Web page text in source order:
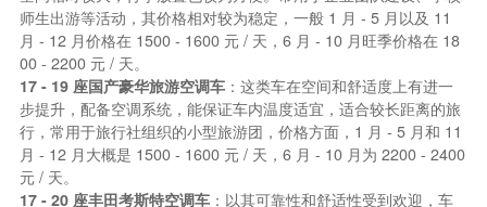
师生出游等活动，其价格相对较为稳定，一般 1 月 - 5 月以及 11
月 - 12 月价格在 1500 - 1600 元 / 天，6 月 - 10 月旺季价格在 18
00 - 2200 元 / 天。
17 - 19 座国产豪华旅游空调车：这类车在空间和舒适度上有进一
步提升，配备空调系统，能保证车内温度适宜，适合较长距离的旅
行，常用于旅行社组织的小型旅游团，价格方面，1 月 - 5 月和 11
月 - 12 月大概是 1500 - 1600 元 / 天，6 月 - 10 月为 2200 - 2400
元 / 天。
17 - 20 座丰田考斯特空调车：以其可靠性和舒适性受到欢迎，车